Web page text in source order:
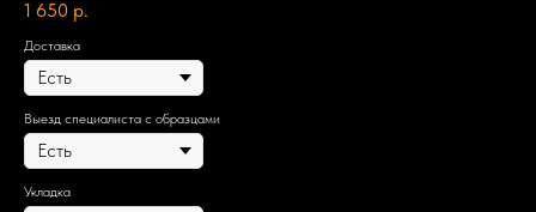
1 650 р.
Доставка
Выезд специалиста с образцами
Укладка